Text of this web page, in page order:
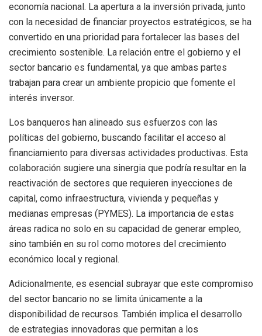
economía nacional. La apertura a la inversión privada, junto
con la necesidad de financiar proyectos estratégicos, se ha
convertido en una prioridad para fortalecer las bases del
crecimiento sostenible. La relación entre el gobierno y el
sector bancario es fundamental, ya que ambas partes
trabajan para crear un ambiente propicio que fomente el
interés inversor.
Los banqueros han alineado sus esfuerzos con las
políticas del gobierno, buscando facilitar el acceso al
financiamiento para diversas actividades productivas. Esta
colaboración sugiere una sinergia que podría resultar en la
reactivación de sectores que requieren inyecciones de
capital, como infraestructura, vivienda y pequeñas y
medianas empresas (PYMES). La importancia de estas
áreas radica no solo en su capacidad de generar empleo,
sino también en su rol como motores del crecimiento
económico local y regional.
Adicionalmente, es esencial subrayar que este compromiso
del sector bancario no se limita únicamente a la
disponibilidad de recursos. También implica el desarrollo
de estrategias innovadoras que permitan a los